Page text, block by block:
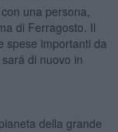
una persona,
di Ferragosto. Il
spese importanti da
di nuovo in
della grande